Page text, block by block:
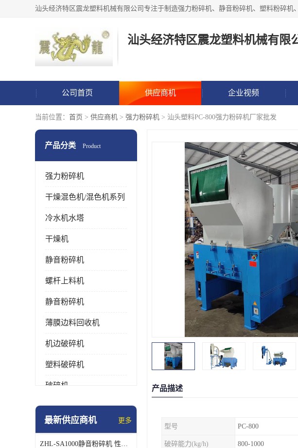
汕头经济特区震龙塑料机械有限
公司首页 供应商机 企业视频
当前位置： 首页 > 供应商机 > 强力粉碎机 > 汕头塑料PC-800强力粉碎机厂家批发
产品分类 Product
强力粉碎机
干燥混色机/混色机系列
冷水机水塔
干燥机
静音粉碎机
螺杆上料机
静音粉碎机
薄膜边料回收机
机边破碎机
塑料破碎机
破碎机
强力粉碎机
最新供应商机 更多
ZHL-SA1000静音粉碎机 性能稳定
产品描述
型号 PC-800
破碎能力(kg/h) 800-1000